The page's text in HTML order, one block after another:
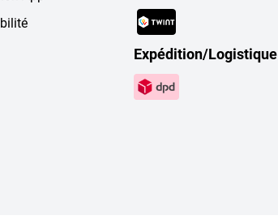
Expédition/Logistique